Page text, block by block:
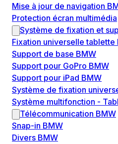
Mise à jour de navigation
Protection écran multimédia
Système de fixation et
Fixation universelle tablette
Support de base BMW
Support pour GoPro BMW
Support pour iPad BMW
Système de fixation
Système multifonction -
Télécommunication BMW
Snap-in BMW
Divers BMW